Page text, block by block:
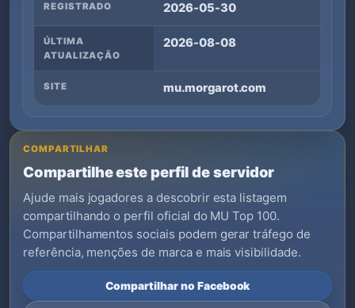
REGISTRADO 2026-05-30
ÚLTIMA
ATUALIZAÇÃO
2026-08-08
SITE mu.morgarot.com
COMPARTILHAR
Compartilhe este perfil de servidor
Ajude mais jogadores a descobrir esta listagem
compartilhando o perfil oficial do MU Top 100.
Compartilhamentos sociais podem gerar tráfego de
referência, menções de marca e mais visibilidade.
Compartilhar no Facebook